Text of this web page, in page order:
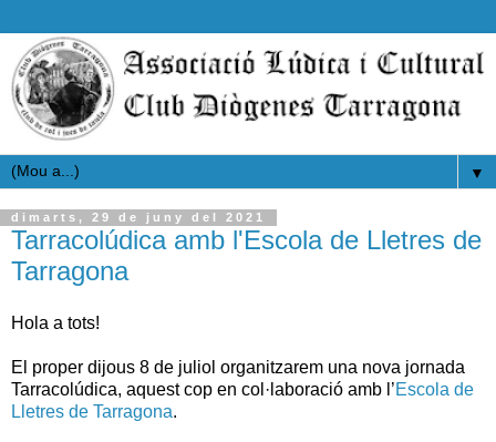
▼
dimarts, 29 de juny del 2021
Tarracolúdica amb l'Escola de Lletres de
Tarragona
Hola a tots!
El proper dijous 8 de juliol organitzarem una nova jornada
Tarracolúdica, aquest cop en col·laboració amb l’Escola de
Lletres de Tarragona.